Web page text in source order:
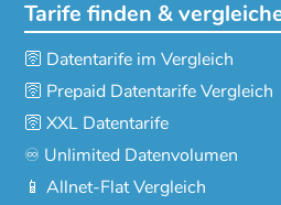
Tarife finden &
🛜 Datentarife im Vergleich
🛜 Prepaid Datentarife Vergleich
🛜 XXL Datentarife
♾️ Unlimited Datenvolumen
📱 Allnet-Flat Vergleich